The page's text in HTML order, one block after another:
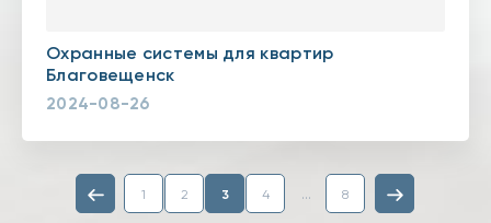
Охранные системы для квартир
Благовещенск
2024-08-26
1 2 3 4 ... 8